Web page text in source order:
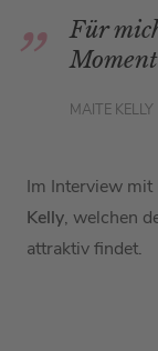
Für
MAITE KELLY
Im Interview mit
Kelly, welchen
attraktiv findet.